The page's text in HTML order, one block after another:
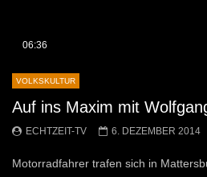
06:36
VOLKSKULTUR
Auf ins Maxim mit
ECHTZEIT-TV 6. DEZEMBER 2014
Motorradfahrer trafen sich in